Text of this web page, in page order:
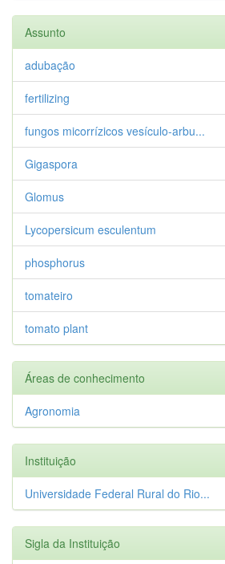
Assunto
adubação
fertilizing
fungos micorrízicos vesículo-arbu...
Gigaspora
Glomus
Lycopersicum esculentum
phosphorus
tomateiro
tomato plant
Áreas de conhecimento
Agronomia
Instituição
Universidade Federal Rural do Rio...
Sigla da Instituição